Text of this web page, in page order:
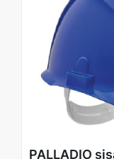
PALLADIO